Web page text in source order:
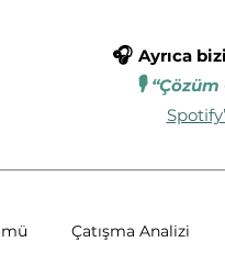
🎧 Ayrıca
🎙️ “Çözüm
Çatışma Analizi